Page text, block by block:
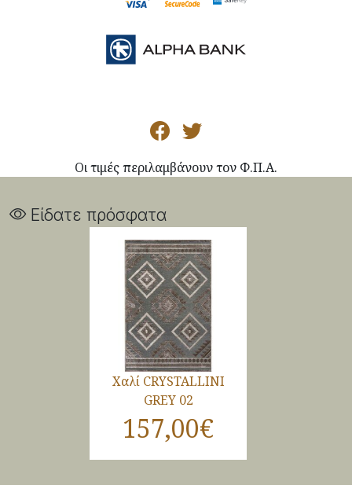
Οι τιμές περιλαμβάνουν τον Φ.Π.Α.
Είδατε πρόσφατα
Χαλί CRYSTALLINI
GREY 02
157,00€